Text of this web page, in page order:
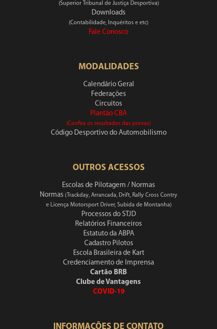
(Superior Tribunal de Justiça Desportiva)
Downloads
(Contabilidade, Inquéritos e etc)
Fale Conosco
MODALIDADES
Calendário Geral
Federações
Circuitos
Plantão CBA
(Confira os resultados das provas)
Código Desportivo do Automobilismo
OUTROS ACESSOS
Escolas de Pilotagem / Normas
Normas (Trackday, Arrancada, Drift, Rally Cross Contry
e Licença Motorsport Driver, Subida de Montanha)
Processos do STJD
Relatórios Financeiros
Estatuto da ABPA
Cadastro Pilotos
Escola Brasileira de Kart
Credenciamento de Imprensa
Cartão BRB
Clube de Vantagens
COVID-19
INFORMAÇÕES DE CONTATO